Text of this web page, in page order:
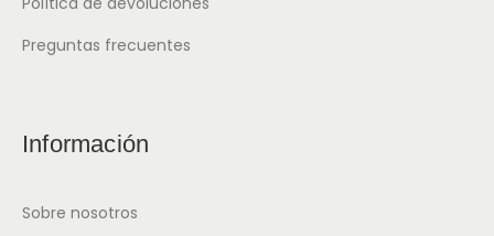
Preguntas frecuentes
Información
Sobre nosotros